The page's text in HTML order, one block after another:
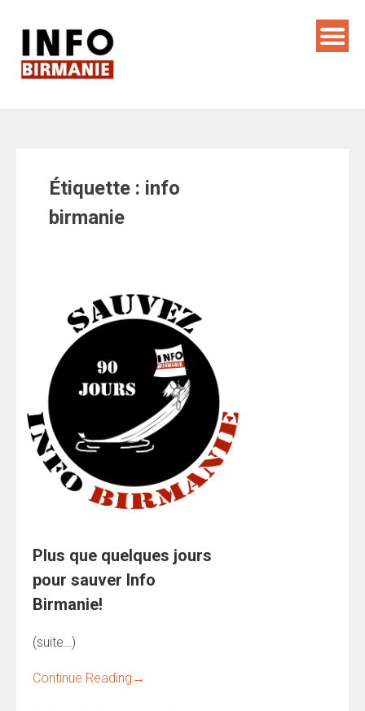
Étiquette : info
birmanie
Plus que quelques jours
pour sauver Info
Birmanie!
(suite…)
Continue Reading →